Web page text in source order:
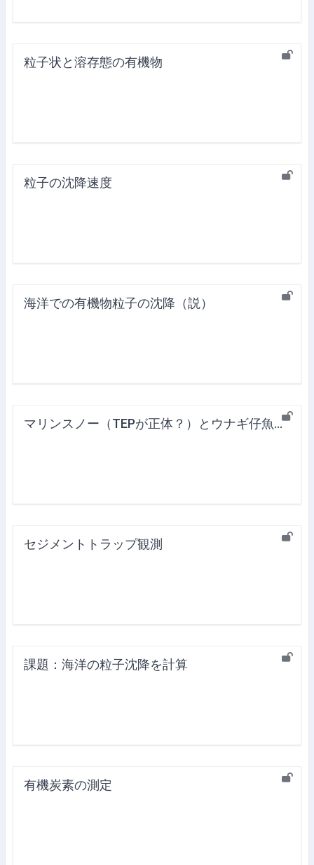
粒子状と溶存態の有機物
粒子の沈降速度
海洋での有機物粒子の沈降（説）
マリンスノー（TEPが正体？）とウナギ仔魚の摂餌
セジメントトラップ観測
課題：海洋の粒子沈降を計算
有機炭素の測定